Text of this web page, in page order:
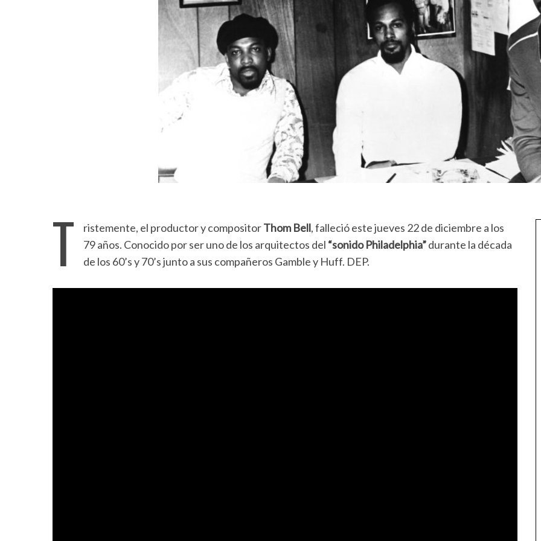
T ristemente, el productor y compositorThom Bell, falleció este jueves 22 de diciembre a los
79 años. Conocido por ser uno de los arquitectos del “sonido Philadelphia”durante la década
de los 60’s y 70’s junto a sus compañeros Gamble y Huff. DEP.